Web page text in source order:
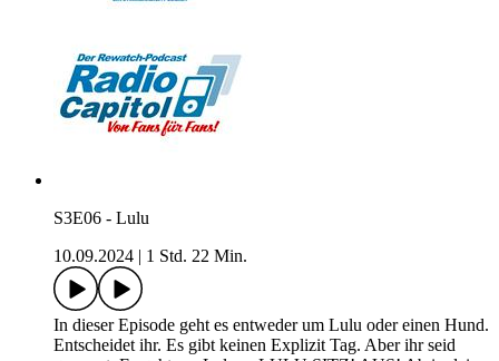
S3E06 - Lulu
10.09.2024
1 Std. 22 Min.
In dieser Episode geht es entweder um Lulu oder einen Hund.
Entscheidet ihr. Es gibt keinen Explizit Tag. Aber ihr seid